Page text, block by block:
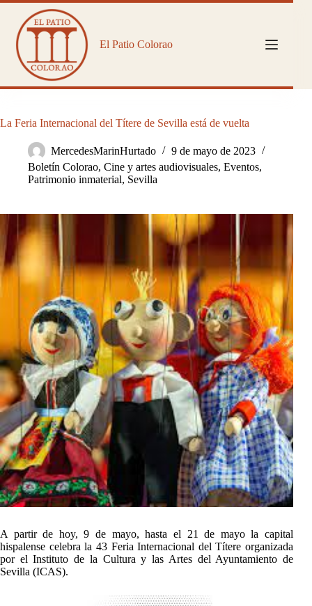
Saltar
contenido
El Patio Colorao
La Feria Internacional del Títere de Sevilla está de vuelta
MercedesMarinHurtado
9 de mayo de 2023
Boletín Colorao, Cine y artes audiovisuales, Eventos,
Patrimonio inmaterial, Sevilla
A partir de hoy, 9 de mayo, hasta el 21 de mayo la capital
hispalense celebra la 43 Feria Internacional del Títere organizada
por el Instituto de la Cultura y las Artes del Ayuntamiento de
Sevilla (ICAS).